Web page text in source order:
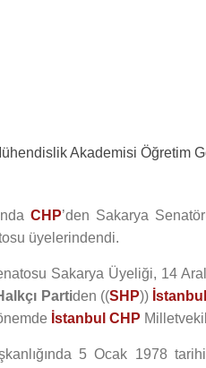
Akademisi Öğretim
CHP’den Sakarya
üyelerindendi.
Sakarya Üyeliği, 14
Partiden ((SHP)) İstanbul
İstanbul CHP
5 Ocak 1978